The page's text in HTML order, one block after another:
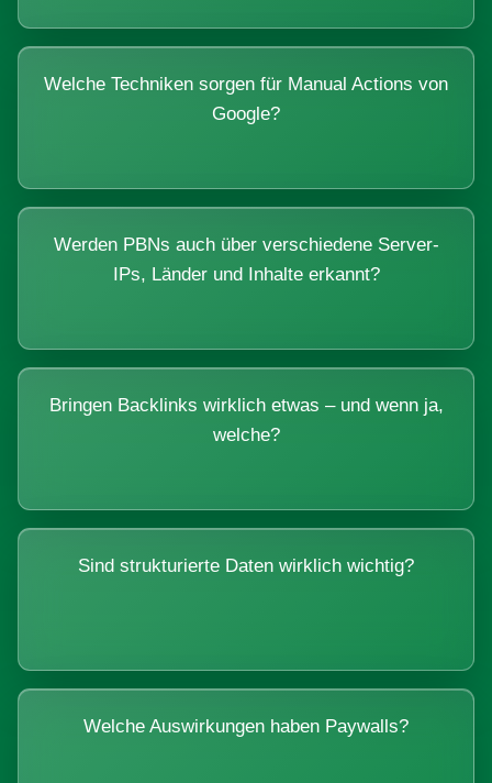
Welche Techniken sorgen für Manual Actions von
Google?
Werden PBNs auch über verschiedene Server-
IPs, Länder und Inhalte erkannt?
Bringen Backlinks wirklich etwas – und wenn ja,
welche?
Sind strukturierte Daten wirklich wichtig?
Welche Auswirkungen haben Paywalls?